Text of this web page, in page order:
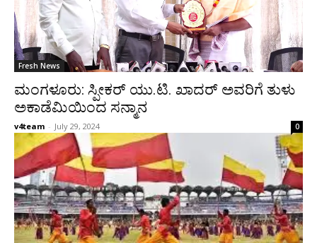
Fresh News
ಮಂಗಳೂರು: ಸ್ಪೀಕರ್ ಯು.ಟಿ. ಖಾದರ್ ಅವರಿಗೆ ತುಳು
ಅಕಾಡೆಮಿಯಿಂದ ಸನ್ಮಾನ
v4team - July 29, 2024 0